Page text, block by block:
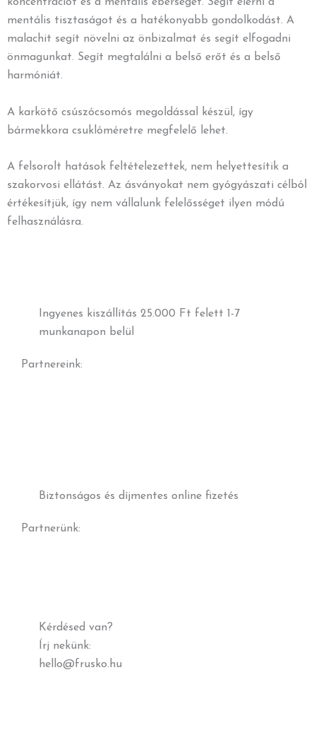
mentális tisztaságot és a hatékonyabb gondolkodást. A
malachit segít növelni az önbizalmat és segít elfogadni
önmagunkat. Segít megtalálni a belső erőt és a belső
harmóniát.
A karkötő csúszócsomós megoldással készül, így
bármekkora csuklóméretre megfelelő lehet.
A felsorolt hatások feltételezettek, nem helyettesítik a
szakorvosi ellátást. Az ásványokat nem gyógyászati célból
értékesítjük, így nem vállalunk felelősséget ilyen módú
felhasználásra.
Ingyenes kiszállítás 25.000 Ft felett 1-7
munkanapon belül
Partnereink:
Biztonságos és díjmentes online fizetés
Partnerünk:
Kérdésed van?
Írj nekünk:
hello@frusko.hu